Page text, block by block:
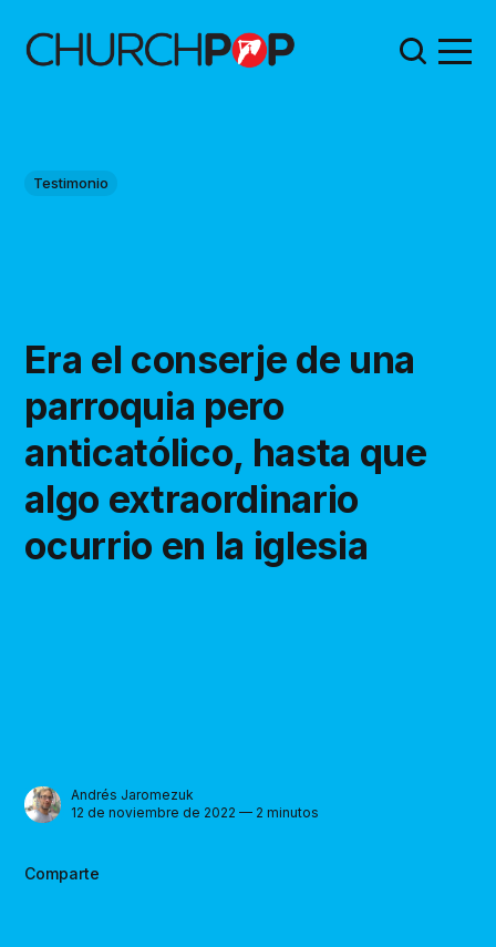
Testimonio
Era el conserje de una
parroquia pero
anticatólico, hasta que
algo extraordinario
ocurrio en la iglesia
Andrés Jaromezuk
12 de noviembre de 2022 — 2 minutos
Comparte